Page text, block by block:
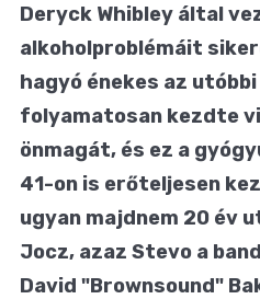
Deryck Whibley által
alkoholproblémáit
hagyó énekes az utóbbi
folyamatosan kezdte
önmagát, és ez a
41-on is erőteljesen
ugyan majdnem 20 év
Jocz, azaz Stevo a
David "Brownsound"